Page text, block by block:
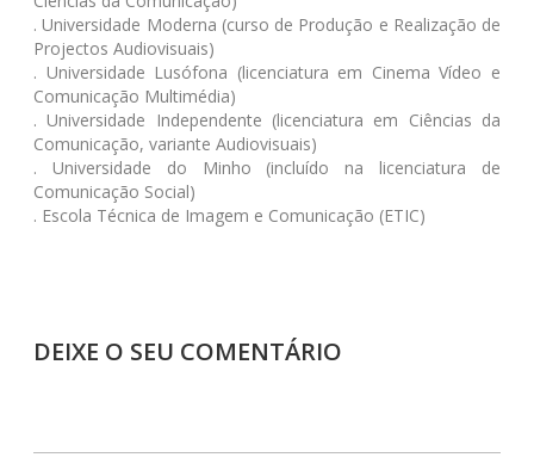
. Universidade Moderna (curso de Produção e Realização de
Projectos Audiovisuais)
. Universidade Lusófona (licenciatura em Cinema Vídeo e
Comunicação Multimédia)
. Universidade Independente (licenciatura em Ciências da
Comunicação, variante Audiovisuais)
. Universidade do Minho (incluído na licenciatura de
Comunicação Social)
. Escola Técnica de Imagem e Comunicação (ETIC)
DEIXE O SEU COMENTÁRIO